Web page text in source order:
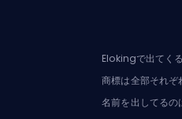
Elokingで出てく
商標は全部それぞ
名前を出してるの